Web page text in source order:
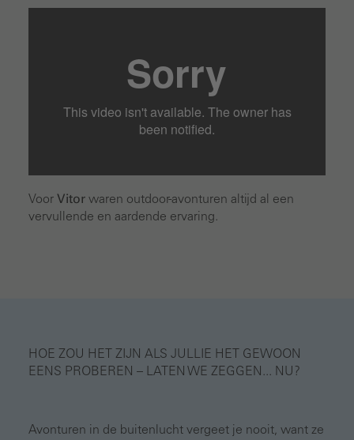
Voor Vitor waren outdoor-avonturen altijd al een
vervullende en aardende ervaring.
HOE ZOU HET ZIJN ALS JULLIE HET GEWOON
EENS PROBEREN – LATEN WE ZEGGEN... NU?
Avonturen in de buitenlucht vergeet je nooit, want ze